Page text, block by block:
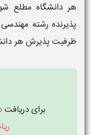
هردانشگاه مطلع
پذیرنده رشته مهندسی
ظرفیت پذیرش هر
برای دریافت